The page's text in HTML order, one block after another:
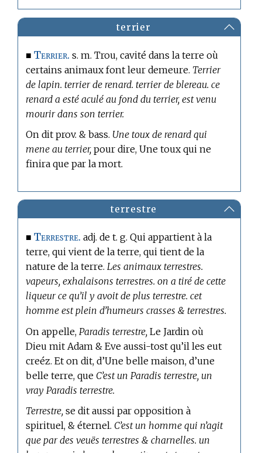
terrier
■Terrier. s. m. Trou, cavité dans la terre où
certains animaux font leur demeure. Terrier
de lapin. terrier de renard. terrier de blereau. ce
renard a esté aculé au fond du terrier, est venu
mourir dans son terrier.
On dit prov. & bass. Une toux de renard qui
mene au terrier, pour dire, Une toux qui ne
finira que par la mort.
terrestre
■Terrestre. adj. de t. g. Qui appartient à la
terre, qui vient de la terre, qui tient de la
nature de la terre. Les animaux terrestres.
vapeurs, exhalaisons terrestres. on a tiré de cette
liqueur ce qu’il y avoit de plus terrestre. cet
homme est plein d’humeurs crasses & terrestres.
On appelle, Paradis terrestre, Le Jardin où
Dieu mit Adam & Eve aussi-tost qu’il les eut
creéz. Et on dit, d’Une belle maison, d’une
belle terre, que C’est un Paradis terrestre, un
vray Paradis terrestre.
Terrestre, se dit aussi par opposition à
spirituel, & éternel. C’est un homme qui n’agit
que par des veuës terrestres & charnelles. un